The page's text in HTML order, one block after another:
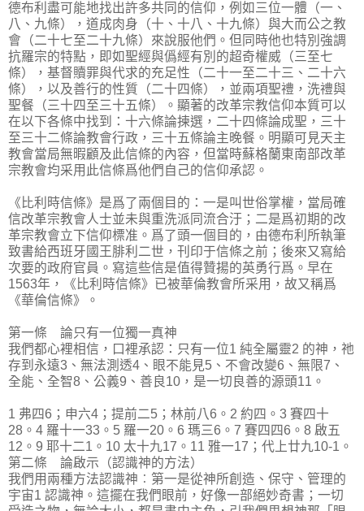
德布利盡可能地找出許多共同的信仰，例如三位一體（一、
八、九條），道成肉身（十、十八、十九條）與大而公之教
會（二十七至二十九條）來說服他們。但同時他也特別強調
抗羅宗的特點，即如聖經與僞經有別的超奇權威（三至七
條），基督贖罪與代求的充足性（二十一至二十三、二十六
條），以及善行的性質（二十四條），並兩項聖禮，洗禮與
聖餐（三十四至三十五條）。顯著的改革宗教信仰本質可以
在以下各條中找到：十六條論揀選，二十四條論成聖，三十
至三十二條論教會行政，三十五條論主晚餐。明顯可見天主
教會當局無暇顧及此信條的內容，但當時蘇格蘭東南部改革
宗教會均采用此信條爲他們自己的信仰承認。
《比利時信條》是爲了兩個目的：一是叫世俗掌權，當局確
信改革宗教會人士並未與重洗派同流合汙；二是爲初期的改
革宗教會立下信仰標准。爲了頭一個目的，由德布利所執筆
致書給西班牙國王腓利二世，刊印于信條之前；後來又寫給
次要的政府官員。寫這些信是值得贊揚的英勇行爲。早在
1563年，《比利時信條》已被華倫教會所采用，故又稱爲
《華倫信條》。
第一條 論只有一位獨一真神
我們都心裡相信，口裡承認：只有一位1 純全屬靈2 的神，祂
存到永遠3、無法測透4、眼不能見5、不會改變6、無限7、
全能、全智8、公義9、善良10，是一切良善的源頭11。
1 弗四6；申六4；提前二5；林前八6。2 約四。3 賽四十
28。4 羅十一33。5 羅一20。6 瑪三6。7 賽四四6。8 啟五
12。9 耶十二1。10 太十九17。11 雅一17；代上廿九10-1。
第二條 論啟示（認識神的方法）
我們用兩種方法認識神︰第一是從神所創造、保守、管理的
宇宙1 認識神。這擺在我們眼前，好像一部絕妙奇書；一切